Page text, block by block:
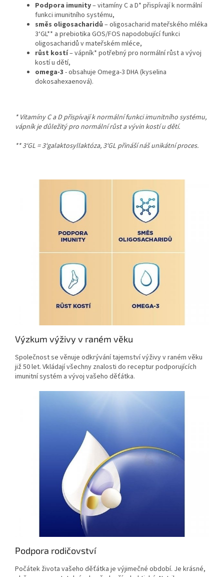
Podpora imunity– vitamíny C a D* přispívají k normální
funkci imunitního systému,
směs oligosacharidů – oligosacharid mateřského mléka
3‘GL** a prebiotika GOS/FOS napodobující funkci
oligosacharidů v mateřském mléce,
růst kostí– vápník* potřebný pro normální růst a vývoj
kostí u dětí,
omega-3 - obsahuje Omega-3 DHA (kyselina
dokosahexaenová).
* Vitamíny C a D přispívají k normální funkci imunitního systému,
vápník je důležitý pro normální růst a vývin kostí u dětí.
** 3‘GL = 3‘galaktosyllaktóza, 3‘GL přináší náš unikátní proces.
Výzkum výživy v raném věku
Společnost se věnuje odkrývání tajemství výživy v raném věku
již 50 let. Vkládají všechny znalosti do receptur podporujících
imunitní systém a vývoj vašeho děťátka.
Podpora rodičovství
Počátek života vašeho děťátka je výjimečné období. Je krásné,